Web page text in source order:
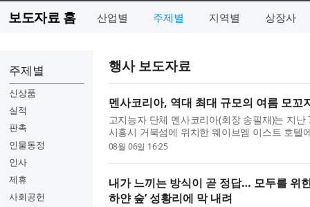
보도자료 홈 산업별 주제별 지역별 상장사
주제별
신상품
실적
판촉
인물동정
인사
제휴
사회공헌
행사 보도자료
멘사코리아, 역대 최대 규모의 여름 모꼬
고지능자 단체 멘사코리아(회장 송필재)는 지
시흥시 거북섬에 위치한 웨이브엠 이스트 호텔
성공적으로 개최했다고 밝혔다. 이번 여름 모
08월 06일 16:25
내가 느끼는 방식이 곧 정답… 모두를 위
하얀 숲’ 성황리에 막 내려